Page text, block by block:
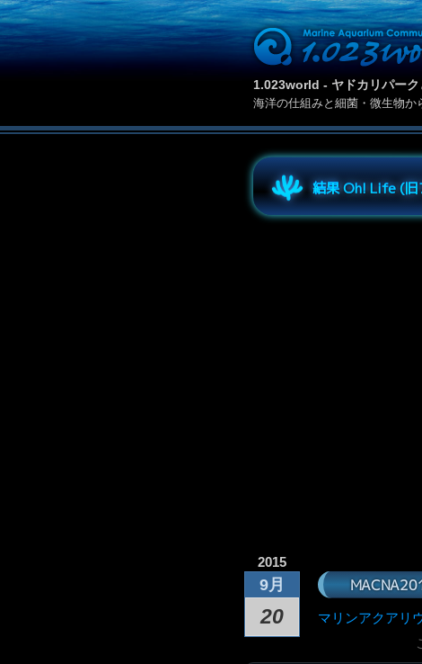
1.023world - ヤドカリパー
海洋の仕組みと細菌・微生物か
結果 Oh! Life (旧
2015
9月
20 マリンアクアリ